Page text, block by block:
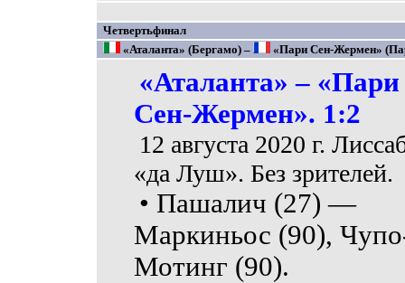
Четвертьфинал
«Аталанта» (Бергамо) –
«Пари Сен-Жермен»
«Аталанта» – «Пари
Сен-Жермен». 1:2
12 августа 2020 г.
«да Луш». Без зрителей.
• Пашалич (27) —
Маркиньос (90),
Мотинг (90).